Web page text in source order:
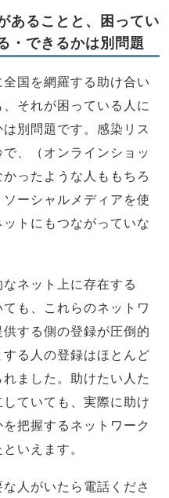
あることと、困ってい
・できるかは別問題
国を網羅する助け合い
それが困っている人に
別問題です。感染リス
、（オンラインショッ
ったような人ももちろ
ーシャルメディアを使
トにもつながっていな
ネット上に存在する
も、これらのネットワ
する側の登録が圧倒的
る人の登録はほとんど
ました。助けたい人た
ていても、実際に助け
把握するネットワーク
いえます。
人がいたら電話くださ